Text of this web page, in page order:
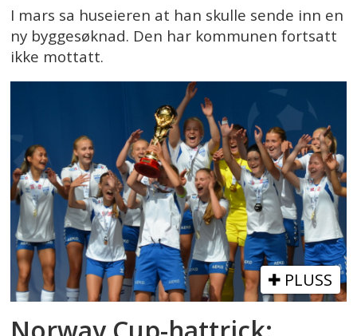
I mars sa huseieren at han skulle sende inn en
ny byggesøknad. Den har kommunen fortsatt
ikke mottatt.
PLUSS